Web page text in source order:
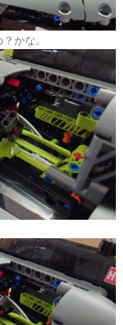
かな。